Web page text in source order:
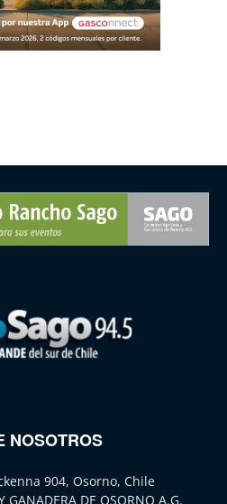
NOSOTROS
904, Osorno, Chile
GANADERA DE OSORNO A.G.